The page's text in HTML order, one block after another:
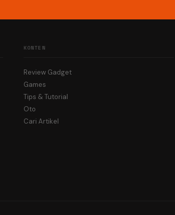
KONTEN
Review Gadget
Games
Tips & Tutorial
Oto
Cari Artikel